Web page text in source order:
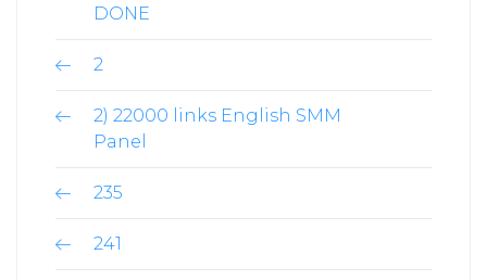
DONE
2
2) 22000 links English SMM
Panel
235
241